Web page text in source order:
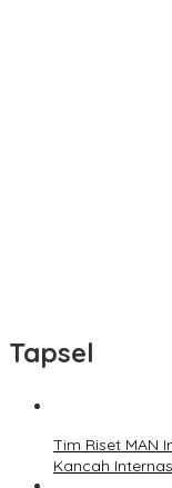
Tapsel
Tim Riset MAN
Kancah